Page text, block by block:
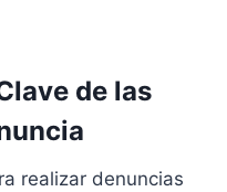
de las
realizar denuncias